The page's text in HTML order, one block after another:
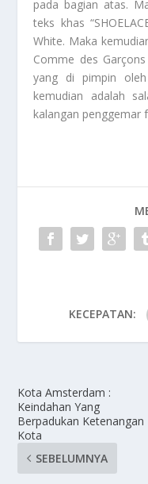
pada bagian atas.
teks khas
White. Maka
Comme des
yang di pimpin
kemudian adalah
kalangan penggemar
KECEPATAN:
Kota Amsterdam :
Keindahan Yang
Berpadukan Ketenangan
Kota
SEBELUMNYA